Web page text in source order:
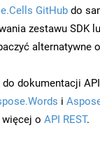
GitHub do
zestawu SDK
alternatywne
dokumentacji
i
o API REST.